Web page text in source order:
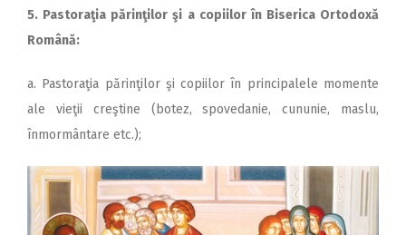
5. Pastoraţia părinţilor şi a copiilor în Biserica Or­todoxă
Română:
a. Pastoraţia părinţilor şi copiilor în principalele momente
ale vieţii creştine (botez, spovedanie, cununie, maslu,
înmormântare etc.);